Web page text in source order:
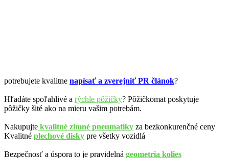
potrebujete kvalitne napísať a zverejniť PR článok?
Hľadáte spoľahlivé a rýchle pôžičky? Pôžičkomat poskytuje
pôžičky šité ako na mieru vašim potrebám.
Nakupujte kvalitné zimné pneumatiky za bezkonkurenčné ceny
Kvalitné plechové disky pre všetky vozidlá
Bezpečnosť a úspora to je pravidelná geometria kolies